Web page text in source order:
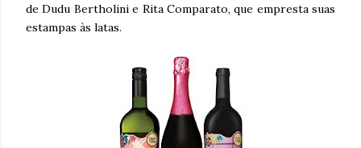
de Dudu Bertholini e Rita Comparato, que empresta suas
estampas às latas.